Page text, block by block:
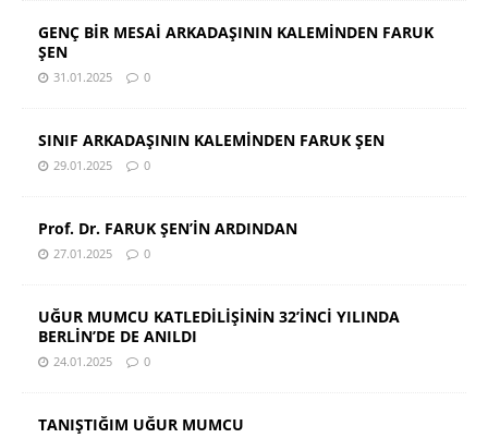
GENÇ BİR MESAİ ARKADAŞININ KALEMİNDEN FARUK
ŞEN
31.01.2025 0
SINIF ARKADAŞININ KALEMİNDEN FARUK ŞEN
29.01.2025 0
Prof. Dr. FARUK ŞEN’İN ARDINDAN
27.01.2025 0
UĞUR MUMCU KATLEDİLİŞİNİN 32’İNCİ YILINDA
BERLİN’DE DE ANILDI
24.01.2025 0
TANIŞTIĞIM UĞUR MUMCU